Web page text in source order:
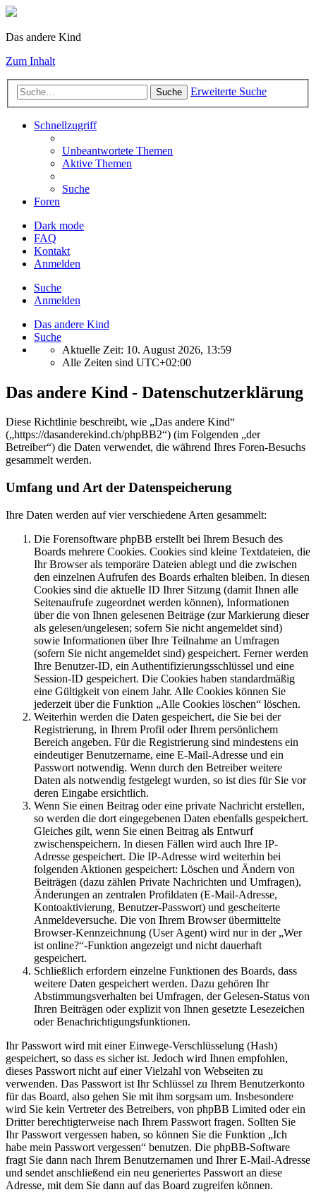
Das andere Kind
Zum Inhalt
Suche Erweiterte Suche
Schnellzugriff
Unbeantwortete Themen
Aktive Themen
Suche
Foren
Dark mode
FAQ
Kontakt
Anmelden
Suche
Anmelden
Das andere Kind
Suche
Aktuelle Zeit: 10. August 2026, 13:59
Alle Zeiten sind UTC+02:00
Das andere Kind - Datenschutzerklärung
Diese Richtlinie beschreibt, wie „Das andere Kind“
(„https://dasanderekind.ch/phpBB2“) (im Folgenden „der
Betreiber“) die Daten verwendet, die während Ihres Foren-Besuchs
gesammelt werden.
Umfang und Art der Datenspeicherung
Ihre Daten werden auf vier verschiedene Arten gesammelt:
Die Forensoftware phpBB erstellt bei Ihrem Besuch des
Boards mehrere Cookies. Cookies sind kleine Textdateien, die
Ihr Browser als temporäre Dateien ablegt und die zwischen
den einzelnen Aufrufen des Boards erhalten bleiben. In diesen
Cookies sind die aktuelle ID Ihrer Sitzung (damit Ihnen alle
Seitenaufrufe zugeordnet werden können), Informationen
über die von Ihnen gelesenen Beiträge (zur Markierung dieser
als gelesen/ungelesen; sofern Sie nicht angemeldet sind)
sowie Informationen über Ihre Teilnahme an Umfragen
(sofern Sie nicht angemeldet sind) gespeichert. Ferner werden
Ihre Benutzer-ID, ein Authentifizierungsschlüssel und eine
Session-ID gespeichert. Die Cookies haben standardmäßig
eine Gültigkeit von einem Jahr. Alle Cookies können Sie
jederzeit über die Funktion „Alle Cookies löschen“ löschen.
Weiterhin werden die Daten gespeichert, die Sie bei der
Registrierung, in Ihrem Profil oder Ihrem persönlichem
Bereich angeben. Für die Registrierung sind mindestens ein
eindeutiger Benutzername, eine E-Mail-Adresse und ein
Passwort notwendig. Wenn durch den Betreiber weitere
Daten als notwendig festgelegt wurden, so ist dies für Sie vor
deren Eingabe ersichtlich.
Wenn Sie einen Beitrag oder eine private Nachricht erstellen,
so werden die dort eingegebenen Daten ebenfalls gespeichert.
Gleiches gilt, wenn Sie einen Beitrag als Entwurf
zwischenspeichern. In diesen Fällen wird auch Ihre IP-
Adresse gespeichert. Die IP-Adresse wird weiterhin bei
folgenden Aktionen gespeichert: Löschen und Ändern von
Beiträgen (dazu zählen Private Nachrichten und Umfragen),
Änderungen an zentralen Profildaten (E-Mail-Adresse,
Kontoaktivierung, Benutzer-Passwort) und gescheiterte
Anmeldeversuche. Die von Ihrem Browser übermittelte
Browser-Kennzeichnung (User Agent) wird nur in der „Wer
ist online?“-Funktion angezeigt und nicht dauerhaft
gespeichert.
Schließlich erfordern einzelne Funktionen des Boards, dass
weitere Daten gespeichert werden. Dazu gehören Ihr
Abstimmungsverhalten bei Umfragen, der Gelesen-Status von
Ihren Beiträgen oder explizit von Ihnen gesetzte Lesezeichen
oder Benachrichtigungsfunktionen.
Ihr Passwort wird mit einer Einwege-Verschlüsselung (Hash)
gespeichert, so dass es sicher ist. Jedoch wird Ihnen empfohlen,
dieses Passwort nicht auf einer Vielzahl von Webseiten zu
verwenden. Das Passwort ist Ihr Schlüssel zu Ihrem Benutzerkonto
für das Board, also gehen Sie mit ihm sorgsam um. Insbesondere
wird Sie kein Vertreter des Betreibers, von phpBB Limited oder ein
Dritter berechtigterweise nach Ihrem Passwort fragen. Sollten Sie
Ihr Passwort vergessen haben, so können Sie die Funktion „Ich
habe mein Passwort vergessen“ benutzen. Die phpBB-Software
fragt Sie dann nach Ihrem Benutzernamen und Ihrer E-Mail-Adresse
und sendet anschließend ein neu generiertes Passwort an diese
Adresse, mit dem Sie dann auf das Board zugreifen können.